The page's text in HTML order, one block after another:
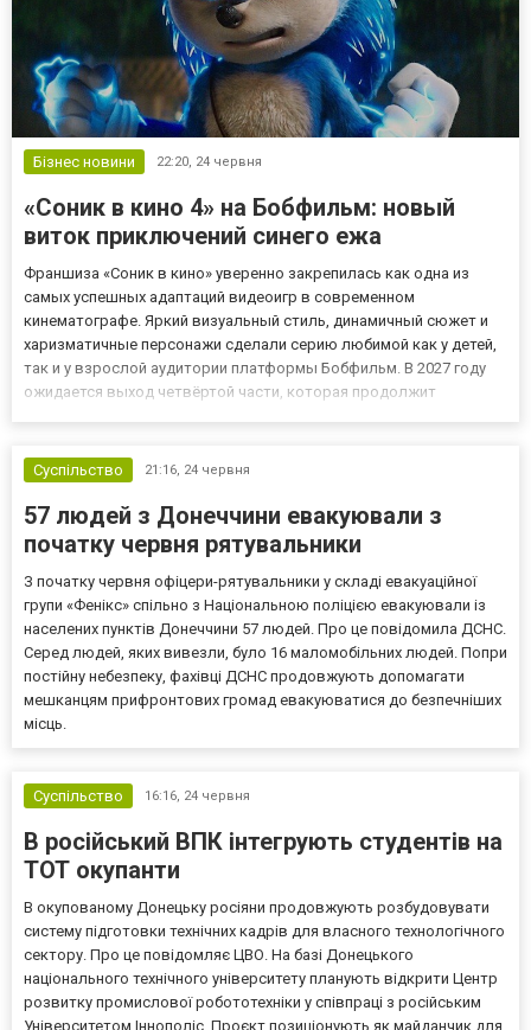
Бізнес новини 22:20, 24 червня
«Соник в кино 4» на Бобфильм: новый
виток приключений синего ежа
Франшиза «Соник в кино» уверенно закрепилась как одна из
самых успешных адаптаций видеоигр в современном
кинематографе. Яркий визуальный стиль, динамичный сюжет и
харизматичные персонажи сделали серию любимой как у детей,
так и у взрослой аудитории платформы Бобфильм. В 2027 году
ожидается выход четвёртой части, которая продолжит
снов...
Суспільство 21:16, 24 червня
57 людей з Донеччини евакуювали з
початку червня рятувальники
З початку червня офіцери-рятувальники у складі евакуаційної
групи «Фенікс» спільно з Національною поліцією евакуювали із
населених пунктів Донеччини 57 людей. Про це повідомила ДСНС.
Серед людей, яких вивезли, було 16 маломобільних людей. Попри
постійну небезпеку, фахівці ДСНС продовжують допомагати
мешканцям прифронтових громад евакуюватися до безпечніших
місць.
Суспільство 16:16, 24 червня
В російський ВПК інтегрують студентів на
ТОТ окупанти
В окупованому Донецьку росіяни продовжують розбудовувати
систему підготовки технічних кадрів для власного технологічного
сектору. Про це повідомляє ЦВО. На базі Донецького
національного технічного університету планують відкрити Центр
розвитку промислової робототехніки у співпраці з російським
Університетом Іннополіс. Проєкт позиціонують як майданчик для